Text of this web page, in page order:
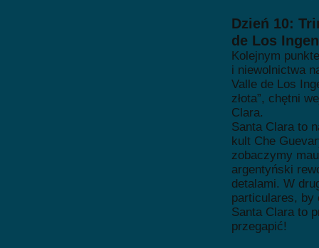
Dzień 10:
de Los
Kolejnym
i niewolnictwa
Valle de Los
złota”, chętni
Clara.
Santa Clara to
kult Che
zobaczymy
argentyński
detalami. W
particulares, by
Santa Clara to
przegapić!